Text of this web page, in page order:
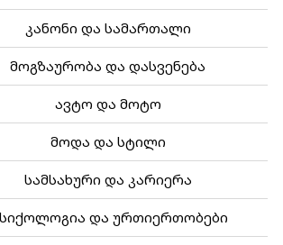
კანონი და სამართალი
მოგზაურობა და დასვენება
ავტო და მოტო
მოდა და სტილი
სამსახური და კარიერა
და ურთიერთობები